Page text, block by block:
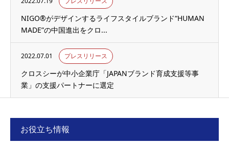
NIGO®がデザインするライフスタイルブランド“HUMAN
MADE”の中国進出をクロ...
2022.07.01 プレスリリース
クロスシーが中小企業庁「JAPANブランド育成支援等事
業」の支援パートナーに選定
お役立ち情報